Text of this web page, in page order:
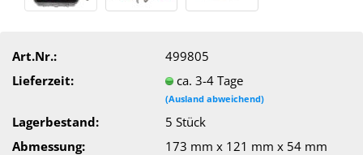
Art.Nr.:
499805
Lieferzeit:
ca. 3-4 Tage
(Ausland abweichend)
Lagerbestand: 5Stück
Abmessung:
173 mm x 121 mm x 54 mm